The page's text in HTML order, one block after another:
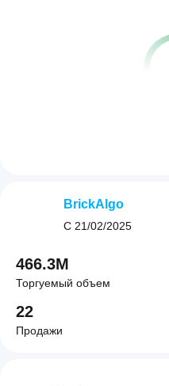
BrickAlgo
С 21/02/2025
466.3M
Торгуемый объем
22
Продажи